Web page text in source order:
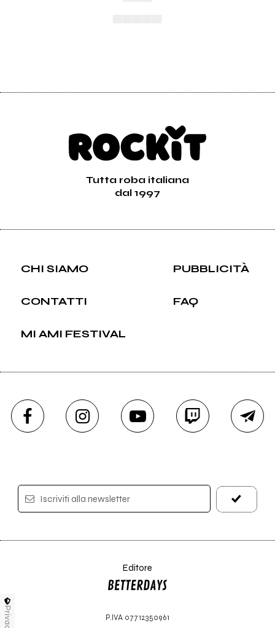
Tutta roba italiana
dal 1997
CHI SIAMO PUBBLICITÀ
CONTATTI FAQ
MI AMI FESTIVAL
Iscriviti alla newsletter
Editore
P.IVA 07712350961
Privacy